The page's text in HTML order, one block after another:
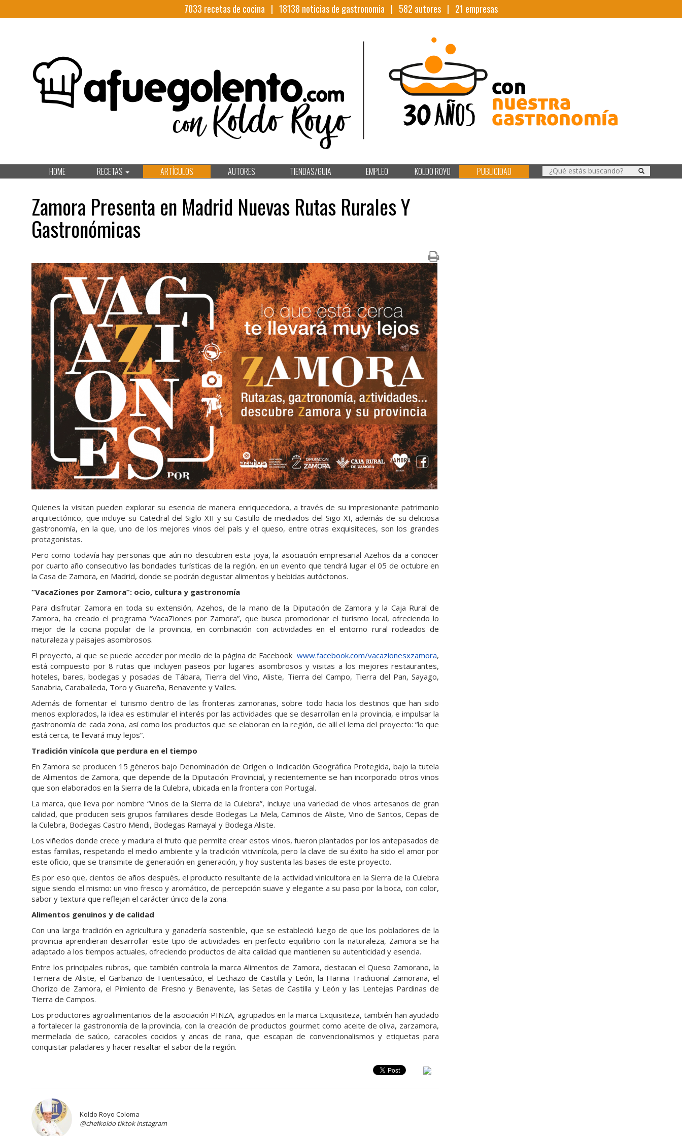
7033 recetas de cocina | 18138 noticias de gastronomia | 582 autores | 21 empresas
HOME RECETAS ARTÍCULOS AUTORES TIENDAS/GUIA EMPLEO KOLDO ROYO PUBLICIDAD
Zamora Presenta en Madrid Nuevas Rutas Rurales Y
Gastronómicas
Quienes la visitan pueden explorar su esencia de manera enriquecedora, a través de su impresionante patrimonio
arquitectónico, que incluye su Catedral del Siglo XII y su Castillo de mediados del Sigo XI, además de su deliciosa
gastronomía, en la que, uno de los mejores vinos del país y el queso, entre otras exquisiteces, son los grandes
protagonistas.
Pero como todavía hay personas que aún no descubren esta joya, la asociación empresarial Azehos da a conocer
por cuarto año consecutivo las bondades turísticas de la región, en un evento que tendrá lugar el 05 de octubre en
la Casa de Zamora, en Madrid, donde se podrán degustar alimentos y bebidas autóctonos.
“VacaZiones por Zamora”: ocio, cultura y gastronomía
Para disfrutar Zamora en toda su extensión, Azehos, de la mano de la Diputación de Zamora y la Caja Rural de
Zamora, ha creado el programa “VacaZiones por Zamora”, que busca promocionar el turismo local, ofreciendo lo
mejor de la cocina popular de la provincia, en combinación con actividades en el entorno rural rodeados de
naturaleza y paisajes asombrosos.
El proyecto, al que se puede acceder por medio de la página de Facebookwww.facebook.com/vacazionesxzamora,
está compuesto por 8 rutas que incluyen paseos por lugares asombrosos y visitas a los mejores restaurantes,
hoteles, bares, bodegas y posadas de Tábara, Tierra del Vino, Aliste, Tierra del Campo, Tierra del Pan, Sayago,
Sanabria, Caraballeda, Toro y Guareña, Benavente y Valles.
Además de fomentar el turismo dentro de las fronteras zamoranas, sobre todo hacia los destinos que han sido
menos explorados, la idea es estimular el interés por las actividades que se desarrollan en la provincia, e impulsar la
gastronomía de cada zona, así como los productos que se elaboran en la región, de allí el lema del proyecto: “lo que
está cerca, te llevará muy lejos”.
Tradición vinícola que perdura en el tiempo
En Zamora se producen 15 géneros bajo Denominación de Origen o Indicación Geográfica Protegida, bajo la tutela
de Alimentos de Zamora, que depende de la Diputación Provincial, y recientemente se han incorporado otros vinos
que son elaborados en la Sierra de la Culebra, ubicada en la frontera con Portugal.
La marca, que lleva por nombre “Vinos de la Sierra de la Culebra”, incluye una variedad de vinos artesanos de gran
calidad, que producen seis grupos familiares desde Bodegas La Mela, Caminos de Aliste, Vino de Santos, Cepas de
la Culebra, Bodegas Castro Mendi, Bodegas Ramayal y Bodega Aliste.
Los viñedos donde crece y madura el fruto que permite crear estos vinos, fueron plantados por los antepasados de
estas familias, respetando el medio ambiente y la tradición vitivinícola, pero la clave de su éxito ha sido el amor por
este oficio, que se transmite de generación en generación, y hoy sustenta las bases de este proyecto.
Es por eso que, cientos de años después, el producto resultante de la actividad vinicultora en la Sierra de la Culebra
sigue siendo el mismo: un vino fresco y aromático, de percepción suave y elegante a su paso por la boca, con color,
sabor y textura que reflejan el carácter único de la zona.
Alimentos genuinos y de calidad
Con una larga tradición en agricultura y ganadería sostenible, que se estableció luego de que los pobladores de la
provincia aprendieran desarrollar este tipo de actividades en perfecto equilibrio con la naturaleza, Zamora se ha
adaptado a los tiempos actuales, ofreciendo productos de alta calidad que mantienen su autenticidad y esencia.
Entre los principales rubros, que también controla la marca Alimentos de Zamora, destacan el Queso Zamorano, la
Ternera de Aliste, el Garbanzo de Fuentesaúco, el Lechazo de Castilla y León, la Harina Tradicional Zamorana, el
Chorizo de Zamora, el Pimiento de Fresno y Benavente, las Setas de Castilla y León y las Lentejas Pardinas de
Tierra de Campos.
Los productores agroalimentarios de la asociación PINZA, agrupados en la marca Exquisiteza, también han ayudado
a fortalecer la gastronomía de la provincia, con la creación de productos gourmet como aceite de oliva, zarzamora,
mermelada de saúco, caracoles cocidos y ancas de rana, que escapan de convencionalismos y etiquetas para
conquistar paladares y hacer resaltar el sabor de la región.
Koldo Royo Coloma
@chefkoldo tiktok instagram